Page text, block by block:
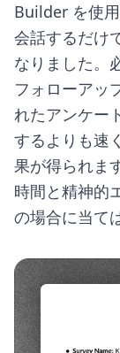
Builder を使
会話するだけ
なりました。
フォローアッ
れたアンケー
するよりも速
果が得られま
時間と精神的
の場合に当て